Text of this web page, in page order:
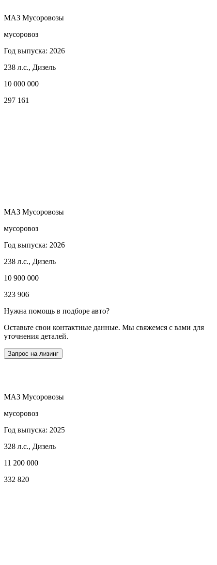
МАЗ Мусоровозы
мусоровоз
Год выпуска: 2026
238 л.с., Дизель
10 000 000
297 161
МАЗ Мусоровозы
мусоровоз
Год выпуска: 2026
238 л.с., Дизель
10 900 000
323 906
Нужна помощь в подборе авто?
Оставьте свои контактные данные. Мы свяжемся с вами для
уточнения деталей.
Запрос на лизинг
МАЗ Мусоровозы
мусоровоз
Год выпуска: 2025
328 л.с., Дизель
11 200 000
332 820